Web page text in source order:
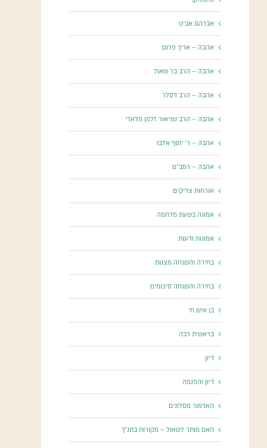
אברהם אבינו
אהבה – אריך פרום
אהבה – הרב בר שאול
אהבה – הרב דסלר
אהבה – הרב שניאור זלמן מלאדי
אהבה – ר' יוסף אלבו
אהבה – רמב"ם
אורחות צדיקים
אמונה בשעת מלחמה
אמונות ודעות
בחירה והשגחה מצגות
בחירה והשגחה סיכומים
בן איש חי
בראשית רבה
דיון
דיון והפנמה
האדמור מסלונים
האם מותר לשאול – מקורות בתנ"ך